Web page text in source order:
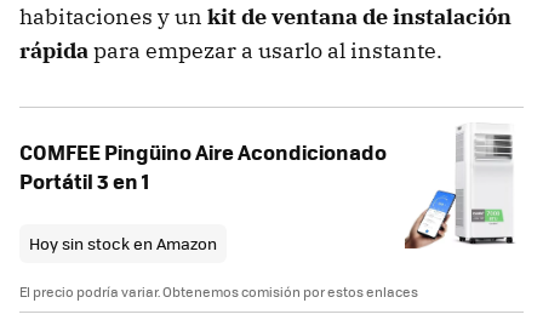
habitaciones y un kit de ventana de instalación
rápidapara empezar a usarlo al instante.
COMFEE Pingüino Aire Acondicionado
Portátil 3 en 1
Hoy sin stock en Amazon
El precio podría variar. Obtenemos comisión por estos enlaces